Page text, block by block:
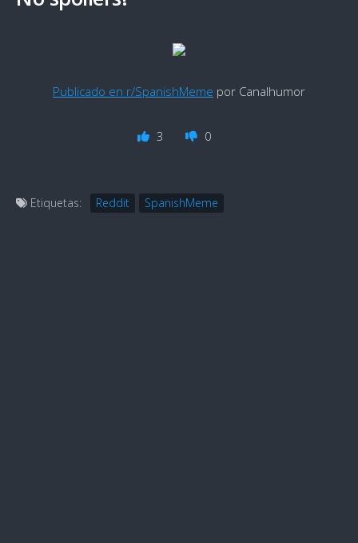
Publicado en r/SpanishMeme por Canalhumor
3 0
Etiquetas: Reddit SpanishMeme